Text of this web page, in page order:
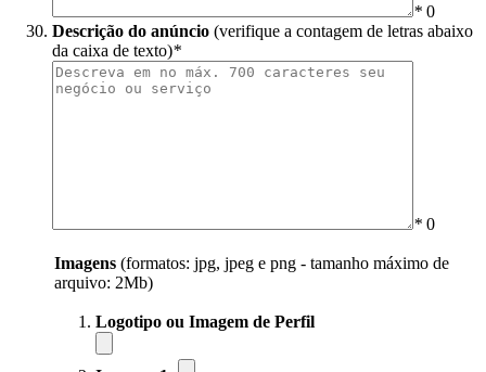
* 0
Descrição do anúncio (verifique a contagem de letras abaixo
da caixa de texto)*
* 0
Imagens (formatos: jpg, jpeg e png - tamanho máximo de
arquivo: 2Mb)
Logotipo ou Imagem de Perfil